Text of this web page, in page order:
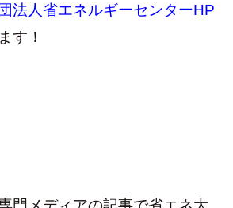
法人省エネルギーセンターHP
す！